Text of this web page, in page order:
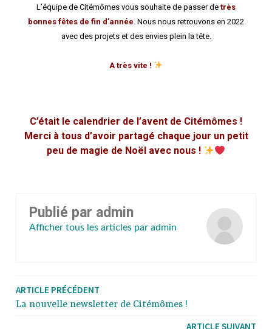
L’équipe de Citémômes vous souhaite de passer de très
bonnes fêtes de fin d’année. Nous nous retrouvons en 2022
avec des projets et des envies plein la tête.
A très vite !
C’était le calendrier de l’avent de Citémômes !
Merci à tous d’avoir partagé chaque jour un petit
peu de magie de Noël avec nous !
Publié par admin
Afficher tous les articles par admin
ARTICLE PRÉCÉDENT
La nouvelle newsletter de Citémômes !
ARTICLE SUIVANT